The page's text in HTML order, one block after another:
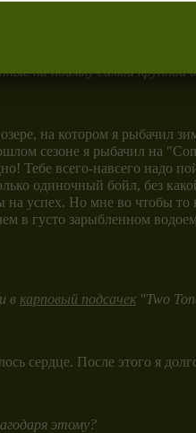
то и в этом случае - по-
на поимку самой крупной
на котором я рыбачил
сезоне я рыбачил на
Тебе всего-навсего
одиночный бойл, без
успех. Но мне во чтобы
в густо зарыбленном
в карповый подсачек "Two
сердце. После этого я
этому?